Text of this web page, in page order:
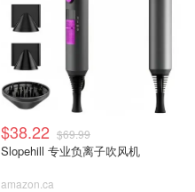
$38.22 $69.99
Slopehill 专业负离子吹风机
amazon.ca